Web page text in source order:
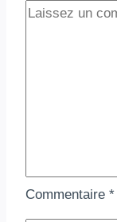
Commentaire *